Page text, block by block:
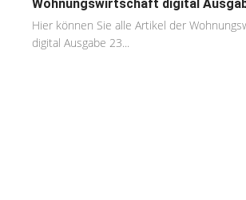
Wohnungswirtschaft digital
Hier können Sie alle Artikel der
digital Ausgabe 23...